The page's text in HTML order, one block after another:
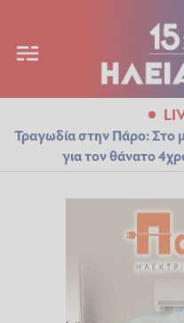
Τραγωδία στην Πάρο: Στο
για τον θάνατο